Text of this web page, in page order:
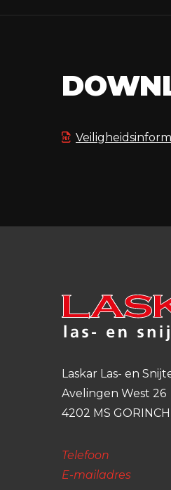
Laskar Las- en
Avelingen West 26
4202 MS
Telefoon
E-mailadres